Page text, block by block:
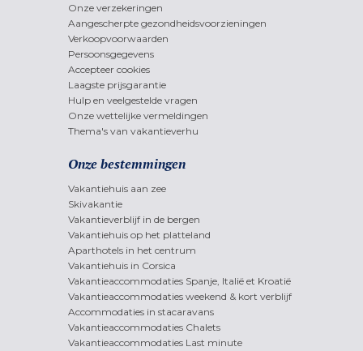
Onze verzekeringen
Aangescherpte gezondheidsvoorzieningen
Verkoopvoorwaarden
Persoonsgegevens
Accepteer cookies
Laagste prijsgarantie
Hulp en veelgestelde vragen
Onze wettelijke vermeldingen
Thema's van vakantieverhu
Onze bestemmingen
Vakantiehuis aan zee
Skivakantie
Vakantieverblijf in de bergen
Vakantiehuis op het platteland
Aparthotels in het centrum
Vakantiehuis in Corsica
Vakantieaccommodaties Spanje, Italië et Kroatië
Vakantieaccommodaties weekend & kort verblijf
Accommodaties in stacaravans
Vakantieaccommodaties Chalets
Vakantieaccommodaties Last minute